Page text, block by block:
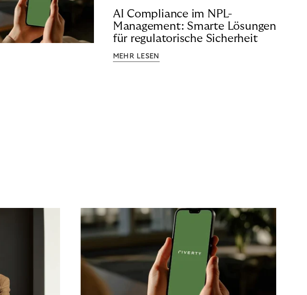
AI Compliance im NPL-
Management: Smarte Lösungen
für regulatorische Sicherheit
MEHR LESEN